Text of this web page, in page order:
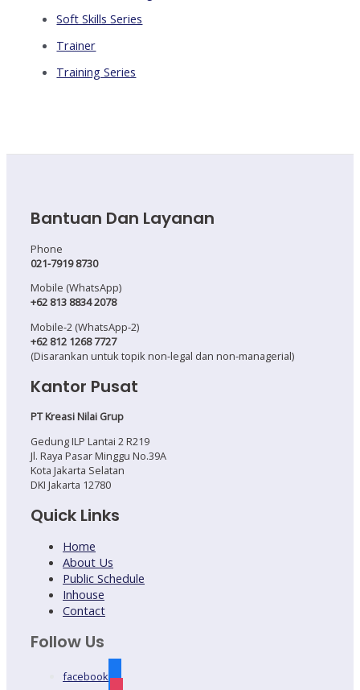
Soft Skills Series
Trainer
Training Series
Bantuan Dan Layanan
Phone
021-7919 8730
Mobile (WhatsApp)
+62 813 8834 2078
Mobile-2 (WhatsApp-2)
+62 812 1268 7727
(Disarankan untuk topik non-legal dan non-managerial)
Kantor Pusat
PT Kreasi Nilai Grup
Gedung ILP Lantai 2 R219
Jl. Raya Pasar Minggu No.39A
Kota Jakarta Selatan
DKI Jakarta 12780
Quick Links
Home
About Us
Public Schedule
Inhouse
Contact
Follow Us
facebook